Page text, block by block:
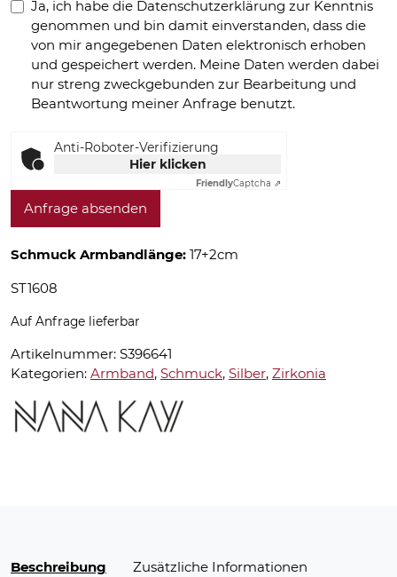
Ja, ich habe die Datenschutzerklärung zur Kenntnis
genommen und bin damit einverstanden, dass die
von mir angegebenen Daten elektronisch erhoben
und gespeichert werden. Meine Daten werden dabei
nur streng zweckgebunden zur Bearbeitung und
Beantwortung meiner Anfrage benutzt.
Anti-Roboter-Verifizierung
Hier klicken
FriendlyCaptcha ⇗
Anfrage absenden
Schmuck Armbandlänge: 17+2cm
ST1608
Auf Anfrage lieferbar
Artikelnummer: S396641
Kategorien: Armband, Schmuck, Silber, Zirkonia
Beschreibung
Zusätzliche Informationen